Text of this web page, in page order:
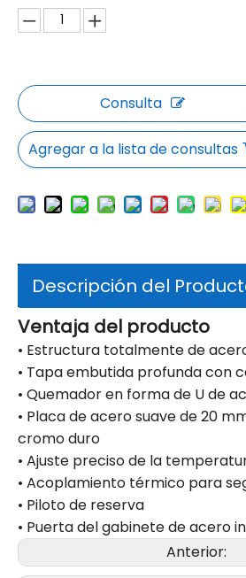
Consulta
Agregar a la lista de consultas
Descripción del
Ventaja del producto
• Estructura totalmente de
• Tapa embutida profunda con
• Quemador en forma de U de
• Placa de acero suave de 20
cromo duro
• Ajuste preciso de la
• Acoplamiento térmico para
• Piloto de reserva
• Puerta del gabinete de acero
Anterior: